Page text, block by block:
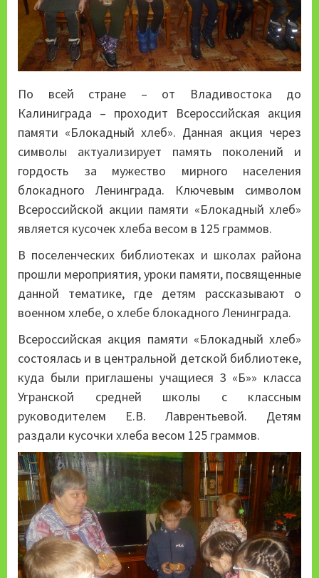
По всей стране – от Владивостока до
Калиниграда – проходит Всероссийская акция
памяти «Блокадный хлеб». Данная акция через
символы актуализирует память поколений и
гордость за мужество мирного населения
блокадного Ленинграда. Ключевым символом
Всероссийской акции памяти «Блокадный хлеб»
является кусочек хлеба весом в 125 граммов.
В поселенческих библиотеках и школах района
прошли мероприятия, уроки памяти, посвященные
данной тематике, где детям рассказывают о
военном хлебе, о хлебе блокадного Ленинграда.
Всероссийская акция памяти «Блокадный хлеб»
состоялась и в центральной детской библиотеке,
куда были приглашены учащиеся 3 «Б»» класса
Угранской средней школы с классным
руководителем Е.В. Лаврентьевой. Детям
раздали кусочки хлеба весом 125 граммов.